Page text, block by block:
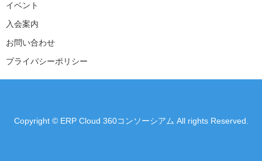
イベント
入会案内
お問い合わせ
プライバシーポリシー
Copyright © ERP Cloud 360コンソーシアム All rights Reserved.